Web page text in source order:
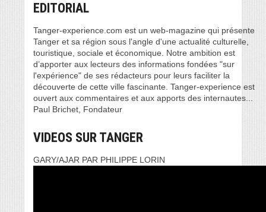
EDITORIAL
Tanger-experience.com est un web-magazine qui présente
Tanger et sa région sous l'angle d'une actualité culturelle,
touristique, sociale et économique. Notre ambition est
d’apporter aux lecteurs des informations fondées "sur
l'expérience" de ses rédacteurs pour leurs faciliter la
découverte de cette ville fascinante. Tanger-experience est
ouvert aux commentaires et aux apports des internautes...
Paul Brichet, Fondateur
VIDEOS SUR TANGER
GARY/AJAR PAR PHILIPPE LORIN